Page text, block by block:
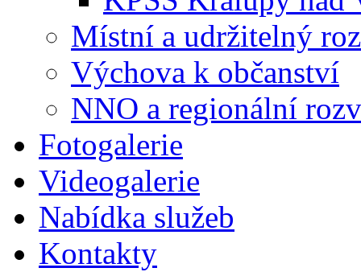
Místní a udržitelný
Výchova k občanství
NNO a regionální
Fotogalerie
Videogalerie
Nabídka služeb
Kontakty